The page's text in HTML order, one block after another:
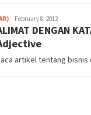
Admin
February 8, 2012
DENGAN
artikel tentang